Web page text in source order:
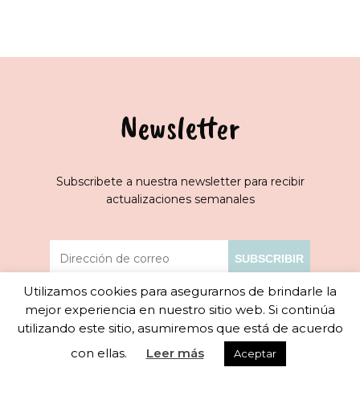
Newsletter
Subscribete a nuestra newsletter para recibir
actualizaciones semanales
He leído y acepto los términos y condiciones
Utilizamos cookies para asegurarnos de brindarle la
mejor experiencia en nuestro sitio web. Si continúa
utilizando este sitio, asumiremos que está de acuerdo
con ellas.
Leer más Aceptar